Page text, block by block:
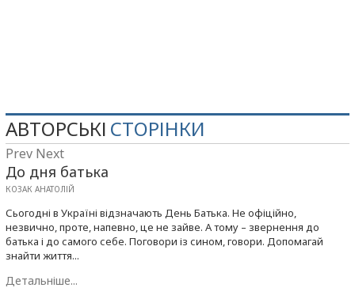
АВТОРСЬКІ СТОРІНКИ
Prev Next
До дня батька
КОЗАК АНАТОЛІЙ
Сьогодні в Україні відзначають День Батька. Не офіційно,
незвично, проте, напевно, це не зайве. А тому – звернення до
батька і до самого себе. Поговори із сином, говори. Допомагай
знайти життя...
Детальніше...